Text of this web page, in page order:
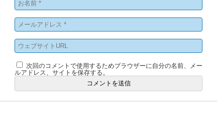
次回のコメントで使用するためブラウザーに自分の名前、メー
ルアドレス、サイトを保存する。